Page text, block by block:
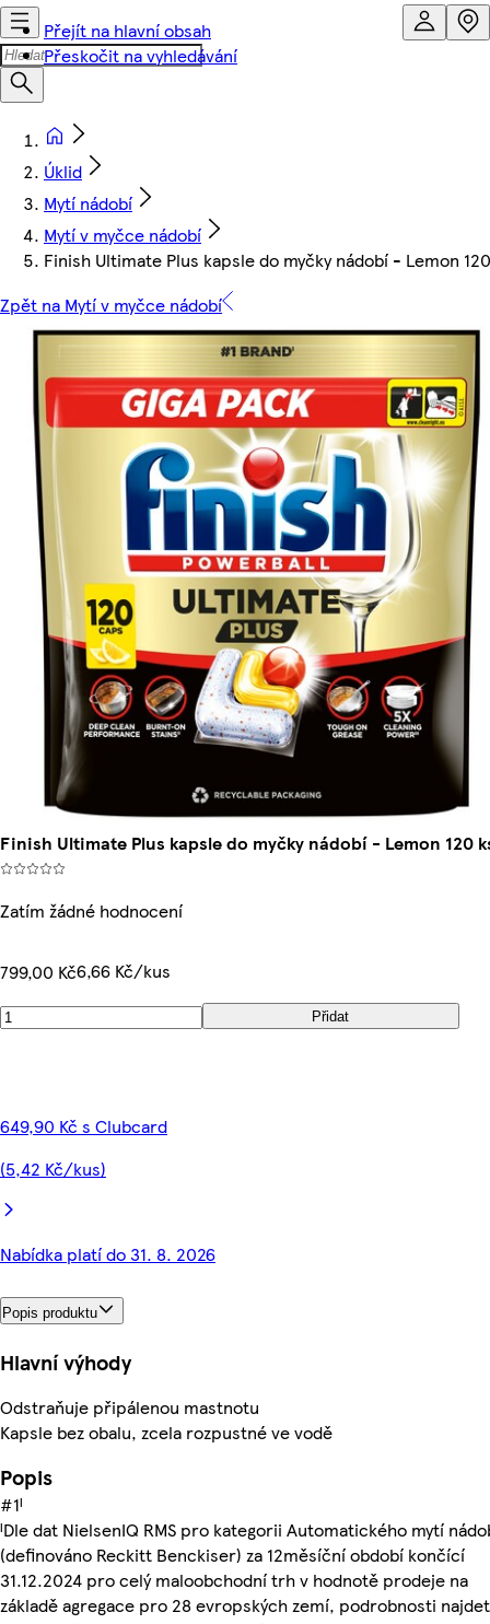
Přejít na hlavní obsah
Přeskočit na vyhledávání
Úklid
Mytí nádobí
Mytí v myčce nádobí
Finish Ultimate Plus kapsle do myčky nádobí - Lemon
Zpět na Mytí v myčce nádobí
Finish Ultimate Plus kapsle do myčky nádobí - Lemon 120
Zatím žádné hodnocení
799,00 Kč6,66 Kč/kus
Přidat
649,90 Kč s Clubcard
(5,42 Kč/kus)
Nabídka platí do 31. 8. 2026
Popis produktu
Hlavní výhody
Odstraňuje připálenou mastnotu
Kapsle bez obalu, zcela rozpustné ve vodě
Popis
#1ᴵ
ᴵDle dat NielsenIQ RMS pro kategorii Automatického mytí
(definováno Reckitt Benckiser) za 12měsíční období končící
31.12.2024 pro celý maloobchodní trh v hodnotě prodeje na
základě agregace pro 28 evropských zemí, podrobnosti